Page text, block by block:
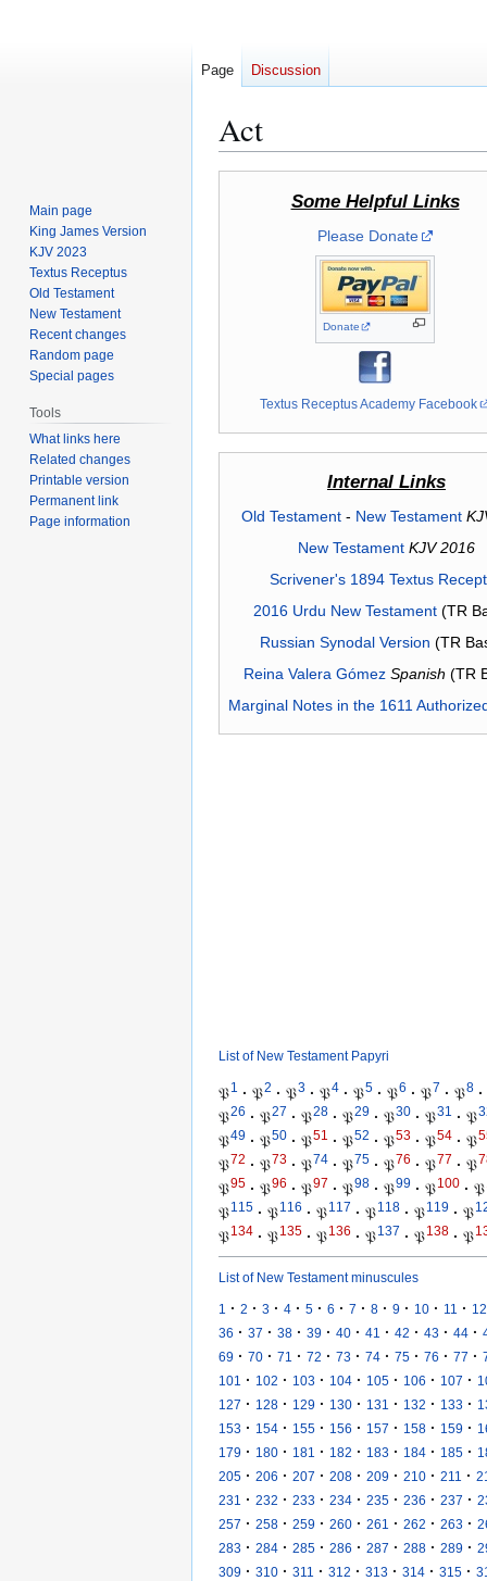
Act
Some Helpful Links
Please Donate
Donate
Textus Receptus Academy Facebook
Internal Links
Old Testament- New Testament
New Testament KJV 2016
Scrivener's 1894 Textus
2016 Urdu New Testament(TR
Russian Synodal Version (TR
Reina Valera Gómez Spanish (TR
Marginal Notes in the 1611
List of New Testament Papyri
𝔓1 · 𝔓2 · 𝔓3 · 𝔓4 · 𝔓5 · 𝔓6 · 𝔓7 · 𝔓8 ·
𝔓26 · 𝔓27 · 𝔓28 · 𝔓29 · 𝔓30 · 𝔓31 · 𝔓
𝔓49 · 𝔓50 · 𝔓51 · 𝔓52 · 𝔓53 · 𝔓54 · 𝔓
𝔓72 · 𝔓73 · 𝔓74 · 𝔓75 · 𝔓76 · 𝔓77 · 𝔓
𝔓95 · 𝔓96 · 𝔓97 · 𝔓98 · 𝔓99 · 𝔓100 · 𝔓
𝔓115 · 𝔓116 · 𝔓117 · 𝔓118 · 𝔓119 · 𝔓
𝔓134 · 𝔓135 · 𝔓136 · 𝔓137 · 𝔓138 · 𝔓
List of New Testament minuscules
1 · 2 · 3 · 4 · 5 · 6 · 7 · 8 · 9 · 10 · 11 · 12
36 · 37 · 38 · 39 · 40 · 41 · 42 · 43 · 44 ·
69 · 70 · 71 · 72 · 73 · 74 · 75 · 76 · 77 ·
101
· 102 · 103 · 104 · 105 · 106 · 107 ·
127 · 128 · 129 · 130 · 131 · 132 · 133 ·
153 · 154 · 155 · 156 · 157 · 158 · 159 ·
179 · 180 · 181 · 182 · 183 · 184 · 185 ·
205 · 206 · 207 · 208 · 209 · 210 · 211 ·
231
· 232 · 233 · 234 · 235 · 236 · 237 ·
257 · 258 · 259 · 260 · 261 · 262 · 263 ·
283 · 284 · 285 · 286 · 287 · 288 · 289 ·
309 · 310 · 311 · 312 · 313 · 314 · 315 ·
Page Discussion
Main page
King James Version
KJV 2023
Textus Receptus
Old Testament
New Testament
Recent changes
Random page
Special pages
Tools
What links here
Related changes
Printable version
Permanent link
Page information